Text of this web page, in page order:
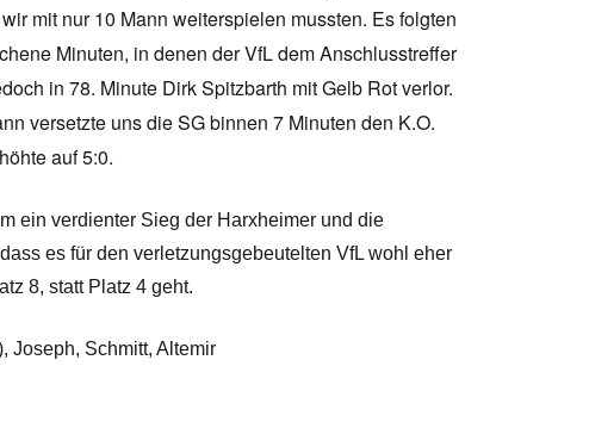
mit nur 10 Mann weiterspielen mussten. Es folgten
Minuten, in denen der VfL dem Anschlusstreffer
in 78. Minute Dirk Spitzbarth mit Gelb Rot verlor.
versetzte uns die SG binnen 7 Minuten den K.O.
auf 5:0.
ein verdienter Sieg der Harxheimer und die
es für den verletzungsgebeutelten VfL wohl eher
8, statt Platz 4 geht.
Joseph, Schmitt, Altemir